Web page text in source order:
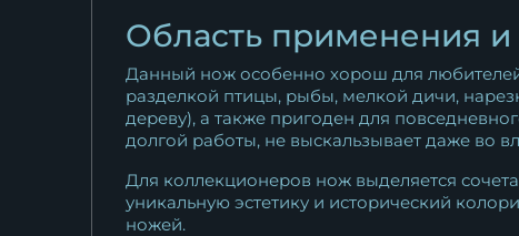
Область применения
Данный нож особенно хорош для любителей
разделкой птицы, рыбы, мелкой дичи,
дереву), а также пригоден для
долгой работы, не выскальзывает даже во
Для коллекционеров нож выделяется
уникальную эстетику и исторический
ножей.